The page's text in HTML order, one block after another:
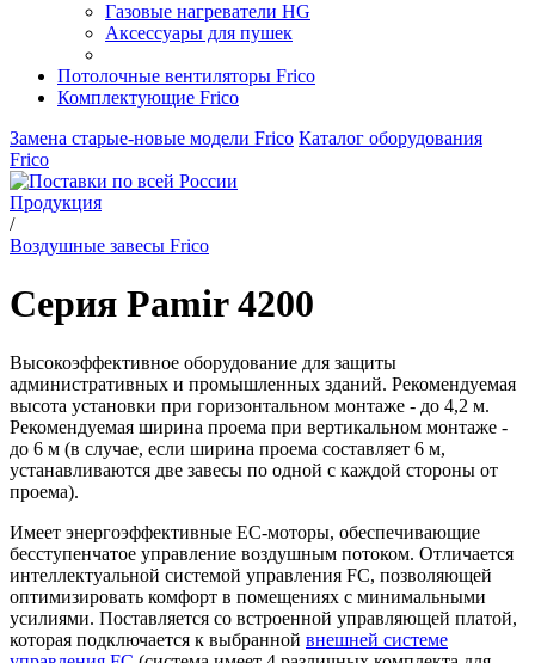
Газовые нагреватели HG
Аксессуары для пушек
Потолочные вентиляторы Frico
Комплектующие Frico
Замена старые-новые модели Frico Каталог оборудования
Frico
Продукция
/
Воздушные завесы Frico
Серия Pamir 4200
Высокоэффективное оборудование для защиты
административных и промышленных зданий. Рекомендуемая
высота установки при горизонтальном монтаже - до 4,2 м.
Рекомендуемая ширина проема при вертикальном монтаже -
до 6 м (в случае, если ширина проема составляет 6 м,
устанавливаются две завесы по одной с каждой стороны от
проема).
Имеет энергоэффективные ЕС-моторы, обеспечивающие
бесступенчатое управление воздушным потоком. Отличается
интеллектуальной системой управления FC, позволяющей
оптимизировать комфорт в помещениях с минимальными
усилиями. Поставляется со встроенной управляющей платой,
которая подключается к выбранной внешней системе